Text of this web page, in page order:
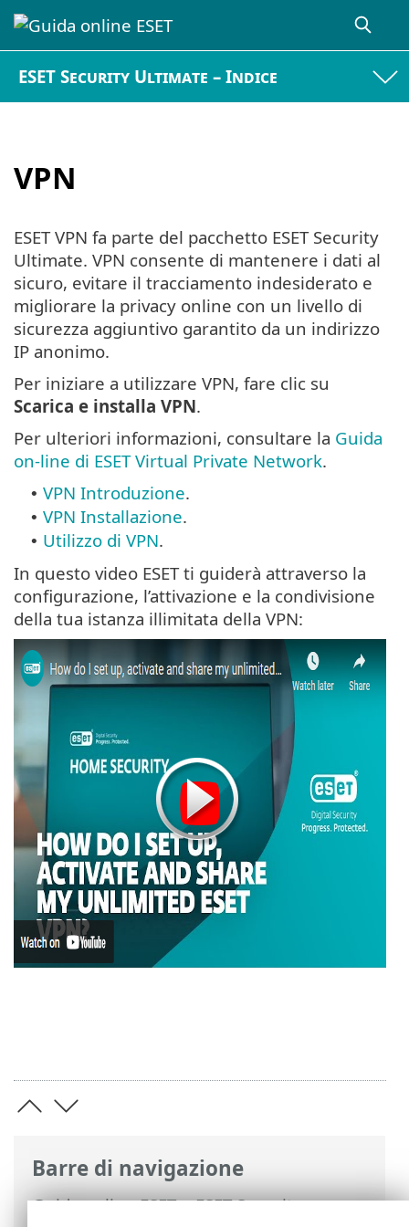
ESET Security Ultimate – Indice
VPN
Barre di navigazione
Guida online ESET>ESET Security
ESET VPN fa parte del pacchetto ESET Security
Ultimate. VPN consente di mantenere i dati al
sicuro, evitare il tracciamento indesiderato e
migliorare la privacy online con un livello di
sicurezza aggiuntivo garantito da un indirizzo
IP anonimo.
Per iniziare a utilizzare VPN, fare clic su
Scarica e installa VPN.
Per ulteriori informazioni, consultare la Guida
on-line di ESET Virtual Private Network.
• VPN Introduzione.
• VPN Installazione.
• Utilizzo di VPN.
In questo video ESET ti guiderà attraverso la
configurazione, l’attivazione e la condivisione
della tua istanza illimitata della VPN: